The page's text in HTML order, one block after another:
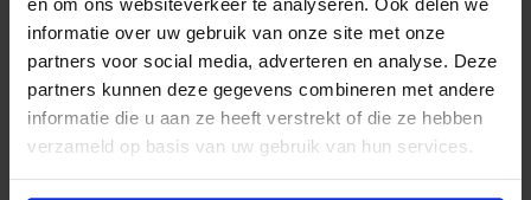
informatie over uw gebruik van onze site met onze
partners voor social media, adverteren en analyse. Deze
partners kunnen deze gegevens combineren met andere
informatie die u aan ze heeft verstrekt of die ze hebben
verzameld op basis van uw gebruik van hun services.
Deel dit bericht op social media!